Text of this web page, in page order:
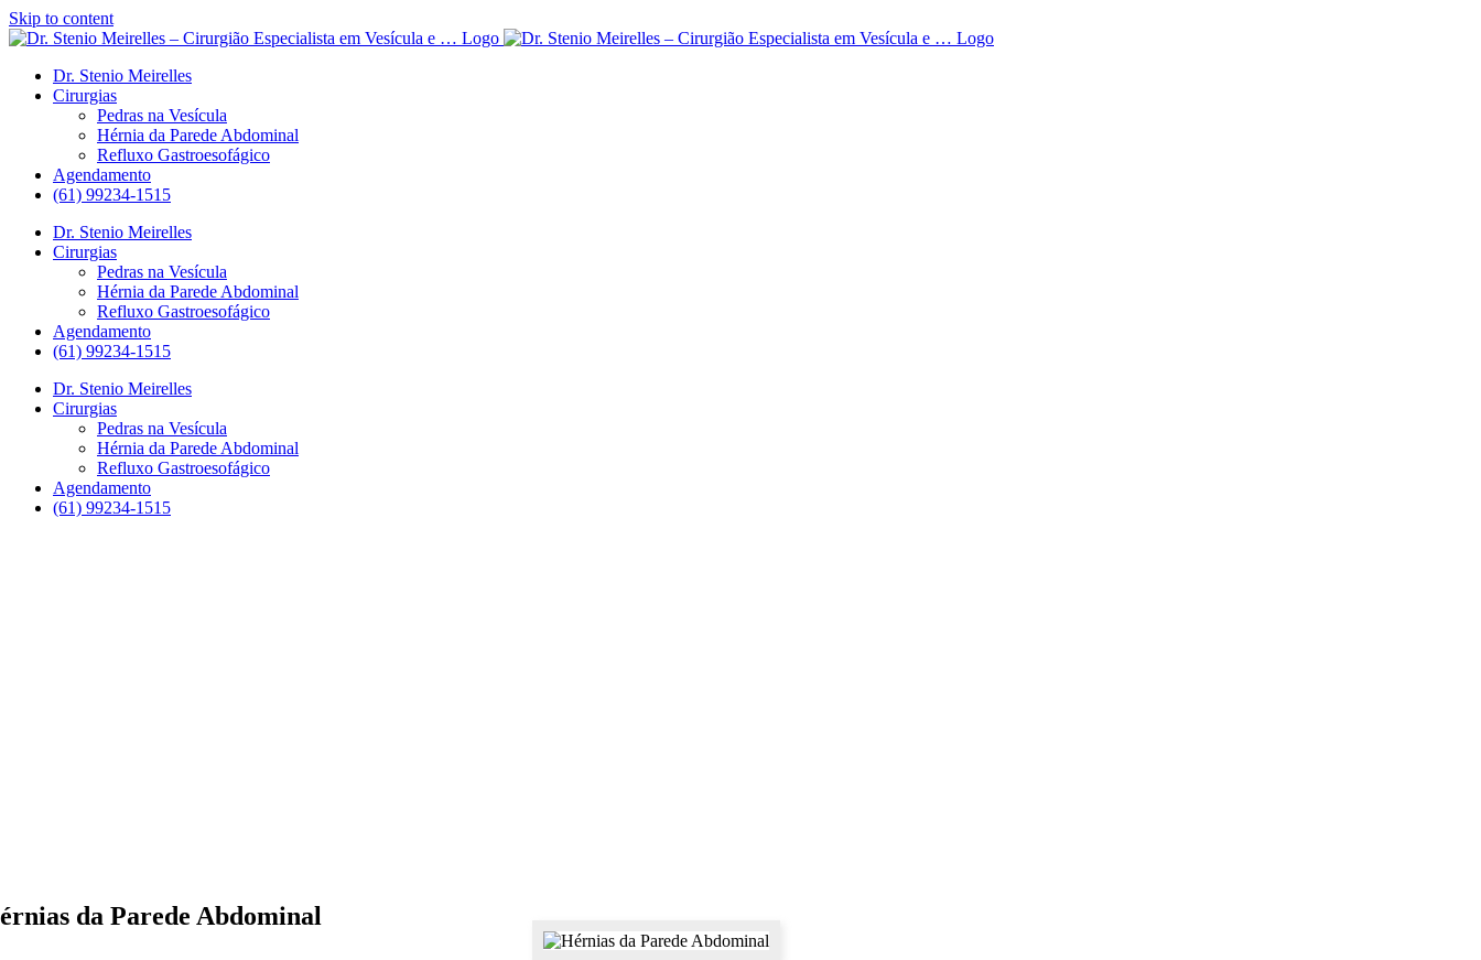
Skip to content
Dr. Stenio Meirelles
Cirurgias
Pedras na Vesícula
Hérnia da Parede Abdominal
Refluxo Gastroesofágico
Agendamento
(61) 99234-1515
Dr. Stenio Meirelles
Cirurgias
Pedras na Vesícula
Hérnia da Parede Abdominal
Refluxo Gastroesofágico
Agendamento
(61) 99234-1515
Dr. Stenio Meirelles
Cirurgias
Pedras na Vesícula
Hérnia da Parede Abdominal
Refluxo Gastroesofágico
Agendamento
(61) 99234-1515
da Parede Abdominal